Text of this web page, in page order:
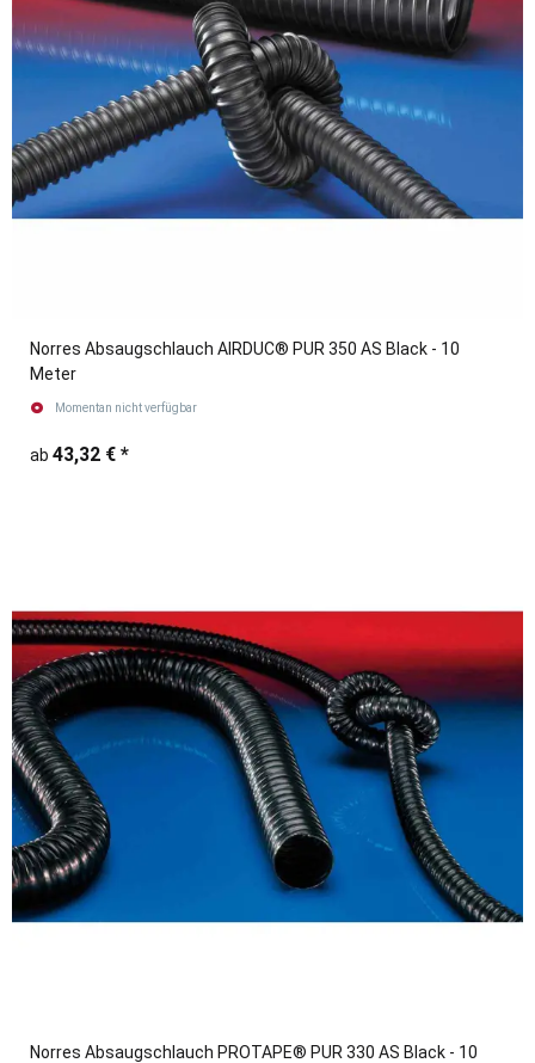
Norres Absaugschlauch AIRDUC® PUR 350 AS Black - 10
Meter
Momentan nicht verfügbar
ab 43,32 € *
Norres Absaugschlauch PROTAPE® PUR 330 AS Black - 10